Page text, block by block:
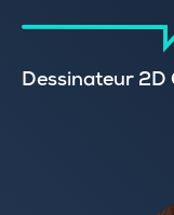
Dessinateur 2D